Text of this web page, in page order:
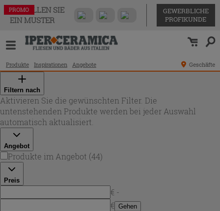
BESTELLEN SIE
EIN MUSTER
GEWERBLICHE
PROFIKUNDE
Produkte Inspirationen Angebote Geschäfte
Filtern nach
Aktivieren Sie die gewünschten Filter. Die
untenstehenden Produkte werden bei jeder Auswahl
automatisch aktualisiert.
Angebot
Produkte im Angebot (44)
Preis
€ -
€ Gehen
PROMO
PROMO
PROMO
PROMO
PROMO
PROMO
PROMO
PROMO
PROMO
PROMO
PROMO
PROMO
PROMO
PROMO
PROMO
PROMO
PROMO
PROMO
PROMO
PROMO
PROMO
PROMO
PROMO
PROMO
PROMO
PROMO
PROMO
PROMO
PROMO
PROMO
PROMO
PROMO
PROMO
PROMO
PROMO
PROMO
PROMO
PROMO
PROMO
PROMO
PROMO
PROMO
PROMO
PROMO